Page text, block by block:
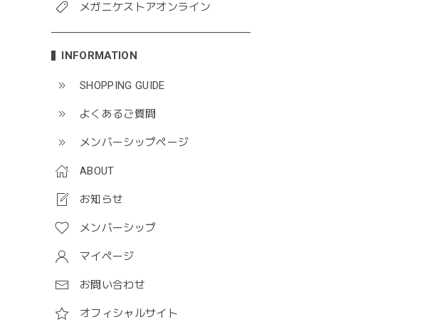
メガニケストアオンライン
INFORMATION
SHOPPING GUIDE
よくあるご質問
メンバーシップページ
ABOUT
お知らせ
メンバーシップ
マイページ
お問い合わせ
オフィシャルサイト